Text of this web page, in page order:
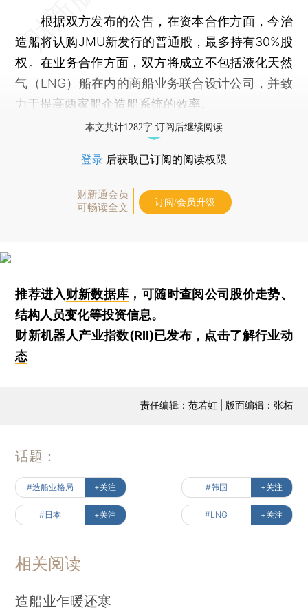
根据双方发布的公告，在资本合作方面，今治
造船将认购JMU新发行的普通股，最多持有30%股
权。在业务合作方面，双方将成立不包括液化天然
气（LNG）船在内的商船业务联合设计公司，并致
力于提高两家船企造船系统的效率。
本文共计1282字 订阅后继续阅读
登录 后获取已订阅的阅读权限
财新通会员
可畅读全文
订阅/会员升级
推荐进入财新数据库 ，可随时查阅公司股价走势、
结构人员变化等投资信息。
财新机器人产业指数(RII)已发布， 点击了解行业动
态
责任编辑：范若虹 | 版面编辑：张柘
话题：
#造船业格局 +关注 #韩国 +关注
#日本 +关注 #LNG +关注
相关阅读
造船业乍暖还寒